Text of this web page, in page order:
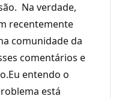
Na verdade,
recentemente
comunidade da
comentários e
entendo o
está